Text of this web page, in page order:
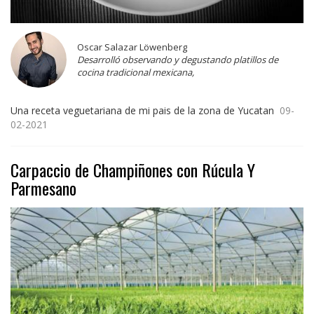
Oscar Salazar Löwenberg
Desarrolló observando y degustando platillos de
cocina tradicional mexicana,
Una receta veguetariana de mi pais de la zona de Yucatan 09-
02-2021
Carpaccio de Champiñones con Rúcula Y
Parmesano